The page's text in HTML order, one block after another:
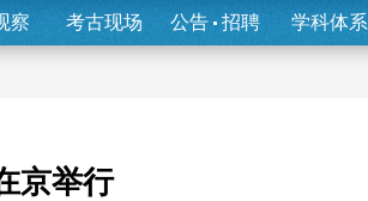
察 考古现场 公告 招聘 学科体系
京举行